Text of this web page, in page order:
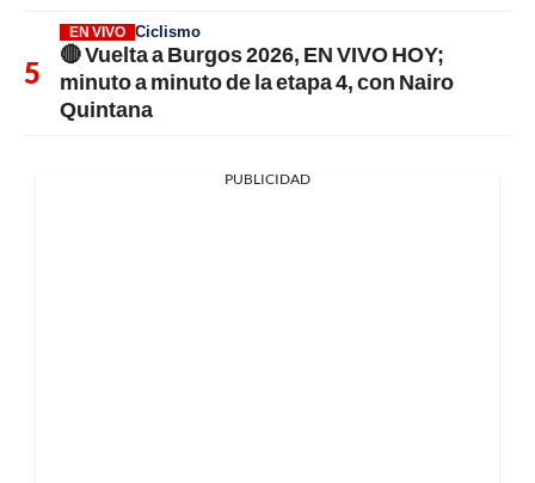
EN VIVO Ciclismo
🔴 Vuelta a Burgos 2026, EN VIVO HOY;
minuto a minuto de la etapa 4, con Nairo
Quintana
PUBLICIDAD